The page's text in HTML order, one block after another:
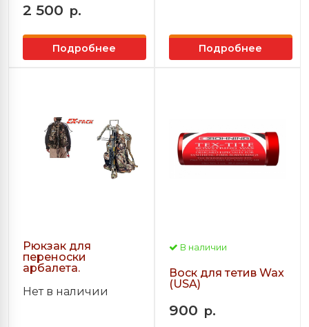
2 500 р.
Подробнее Подробнее
Рюкзак для
переноски
арбалета.
Нет в наличии
В наличии
Воск для тетив Wax
(USA)
900 р.